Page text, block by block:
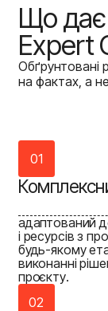
Щодає
Expert
Обґрунтовані
на фактах, а
01
адаптований
і ресурсів з
будь-якому
виконанні
проєкту.
02